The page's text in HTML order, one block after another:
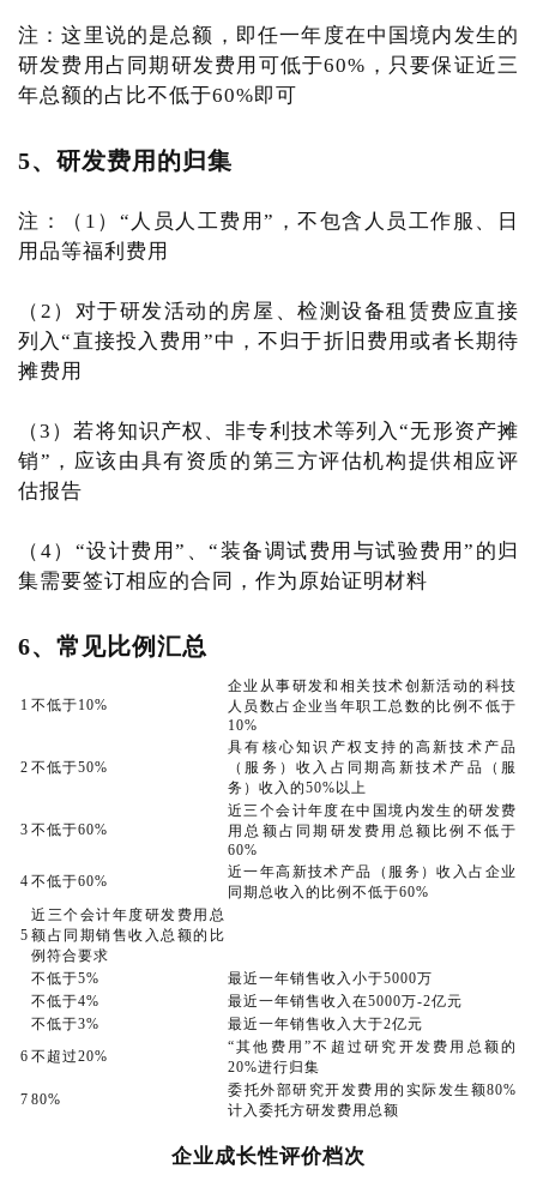
注：这里说的是总额，即任一年度在中国境内发生的
研发费用占同期研发费用可低于60%，只要保证近三
年总额的占比不低于60%即可
5、研发费用的归集
注：（1）“人员人工费用”，不包含人员工作服、日
用品等福利费用
（2）对于研发活动的房屋、检测设备租赁费应直接
列入“直接投入费用”中，不归于折旧费用或者长期待
摊费用
（3）若将知识产权、非专利技术等列入“无形资产摊
销”，应该由具有资质的第三方评估机构提供相应评
估报告
（4）“设计费用”、“装备调试费用与试验费用”的归
集需要签订相应的合同，作为原始证明材料
6、常见比例汇总
1 不低于10%
企业从事研发和相关技术创新活动的科技
人员数占企业当年职工总数的比例不低于
10%
2 不低于50%
具有核心知识产权支持的高新技术产品
（服务）收入占同期高新技术产品（服
务）收入的50%以上
3 不低于60%
近三个会计年度在中国境内发生的研发费
用总额占同期研发费用总额比例不低于
60%
4 不低于60%
近一年高新技术产品（服务）收入占企业
同期总收入的比例不低于60%
5
近三个会计年度研发费用总
额占同期销售收入总额的比
例符合要求
不低于5%
最近一年销售收入小于5000万
不低于4%
最近一年销售收入在5000万-2亿元
不低于3%
最近一年销售收入大于2亿元
6 不超过20%
“其他费用”不超过研究开发费用总额的
20%进行归集
7 80%
委托外部研究开发费用的实际发生额80%
计入委托方研发费用总额
企业成长性评价档次